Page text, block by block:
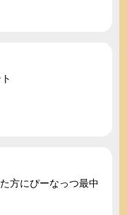
方にぴーなっつ最中